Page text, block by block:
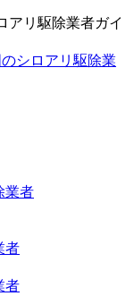
アリ駆除業者ガイ
シロアリ駆除業
業者
者
者